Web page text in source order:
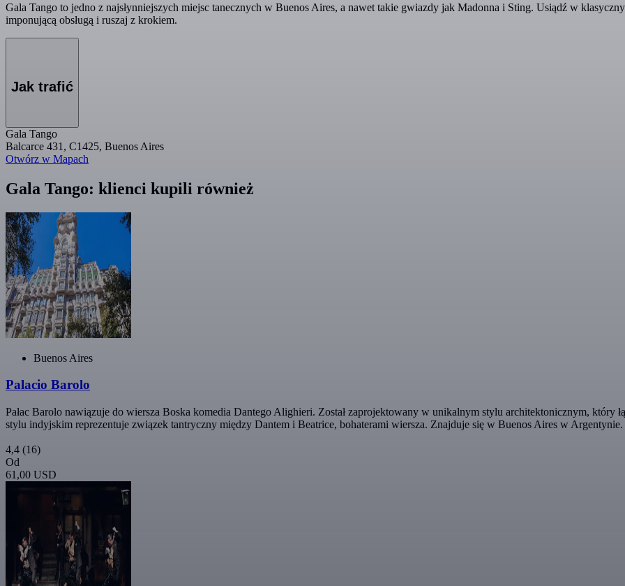
Gala Tango to jedno z najsłynniejszych miejsc tanecznych w Buenos Aires, a nawet takie gwiazdy jak Madonna i Sting. Usiądź w
imponującą obsługą i ruszaj z krokiem.
Jak trafić
Gala Tango
Balcarce 431, C1425, Buenos Aires
Otwórz w Mapach
Gala Tango: klienci kupili również
Buenos Aires
Palacio Barolo
Pałac Barolo nawiązuje do wiersza Boska komedia Dantego Alighieri. Został zaprojektowany w unikalnym stylu architektonicznym, który
stylu indyjskim reprezentuje związek tantryczny między Dantem i Beatrice, bohaterami wiersza. Znajduje się w Buenos Aires w Argentynie.
4,4 (16)
Od
61,00 USD